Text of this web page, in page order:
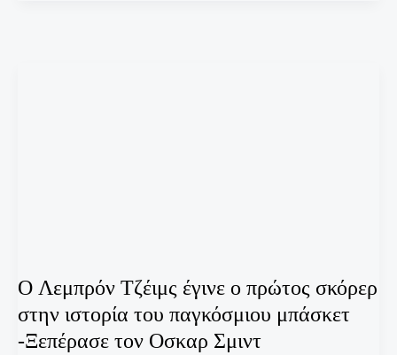
O Λεμπρόν Τζέιμς έγινε ο πρώτος σκόρερ
στην ιστορία του παγκόσμιου μπάσκετ
-Ξεπέρασε τον Οσκαρ Σμιντ